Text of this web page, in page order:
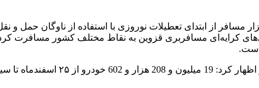
حق لطفی مدیرکل راهداری و حمل و نقل جاده‌ای قزوین نیز از جابجایی بیش از 63 هزار مسافر از ابتدای تعطیلات
وی همچنین در خصوص آمار تردد خودرو طی